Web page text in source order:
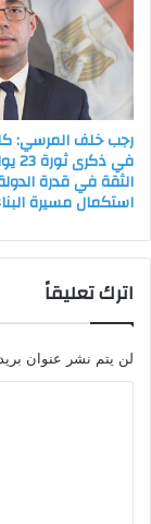
رجب خلف المرسي:
في
الثقة في قدرة
استكمال مسيرة
اترك تعليقاً
لن يتم نشر عنوان